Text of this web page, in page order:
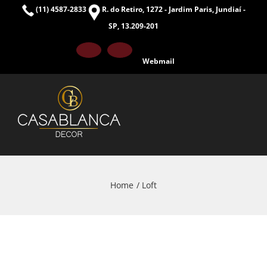
(11) 4587-2833
R. do Retiro, 1272 - Jardim Paris, Jundiaí -
SP, 13.209-201
FacebookInstagram
Webmail
Home Loft